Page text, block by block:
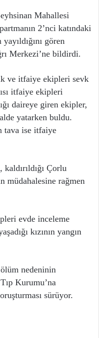
Mahallesi
2’nci katındaki
gören
Merkezi’ne bildirdi.
ve itfaiye ekipleri sevk
itfaiye ekipleri
daireye giren ekipler,
yatarken buldu.
tava ise itfaiye
Çorlu
müdahalesine rağmen
evde inceleme
kızının yangın
nedeninin
Kurumu’na
sürüyor.